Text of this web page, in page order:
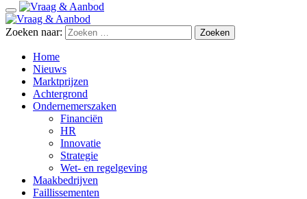
Zoeken naar:
Home
Nieuws
Marktprijzen
Achtergrond
Ondernemerszaken
Financiën
HR
Innovatie
Strategie
Wet- en regelgeving
Maakbedrijven
Faillissementen